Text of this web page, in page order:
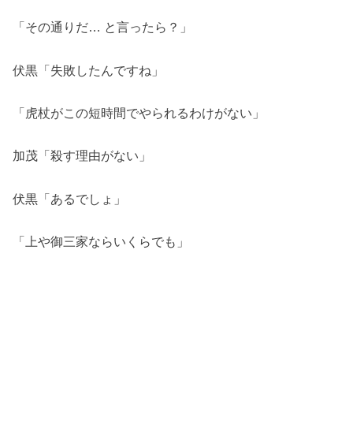
「その通りだ… と言ったら？」
伏黒「失敗したんですね」
「虎杖がこの短時間でやられるわけがない」
加茂「殺す理由がない」
伏黒「あるでしょ」
「上や御三家ならいくらでも」